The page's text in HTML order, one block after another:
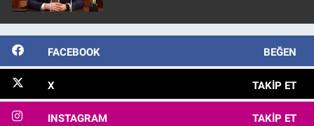
FACEBOOK BEĞEN
X TAKIP ET
INSTAGRAM TAKIP ET